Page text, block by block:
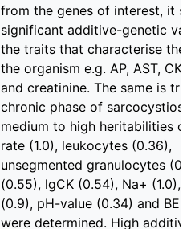
from the genes of interest, it
significant additive-genetic
the traits that characterise the
the organism e.g. AP, AST,
and creatinine. The same is
chronic phase of
medium to high heritabilities
rate (1.0), leukocytes (0.36),
unsegmented granulocytes
(0.55), lgCK (0.54), Na+ (1.0),
(0.9), pH-value (0.34) and BE
were determined. High